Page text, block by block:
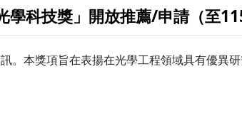
科技獎」開放推薦/申請（至
。本獎項旨在表揚在光學工程領域具有優異